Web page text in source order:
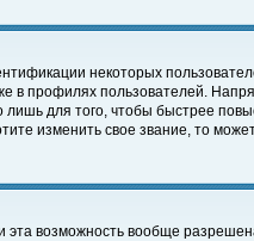
некоторых
в профилях пользователей.
для того, чтобы быстрее
изменить свое звание, то
эта возможность вообще